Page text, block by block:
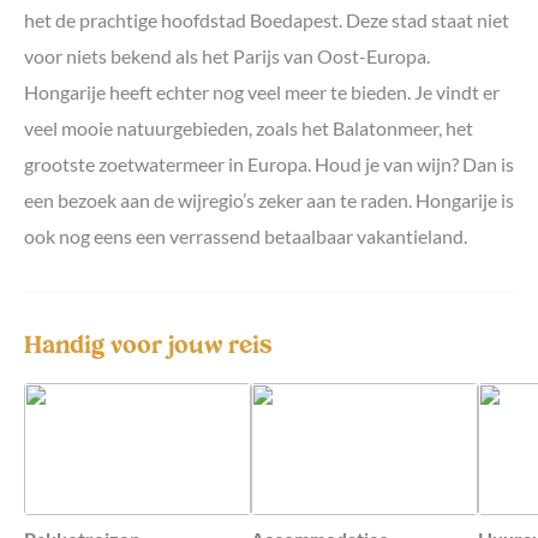
het de prachtige hoofdstad Boedapest. Deze stad staat niet
voor niets bekend als het Parijs van Oost-Europa.
Hongarije heeft echter nog veel meer te bieden. Je vindt er
veel mooie natuurgebieden, zoals het Balatonmeer, het
grootste zoetwatermeer in Europa. Houd je van wijn? Dan is
een bezoek aan de wijregio’s zeker aan te raden. Hongarije is
ook nog eens een verrassend betaalbaar vakantieland.
Handig voor jouw reis